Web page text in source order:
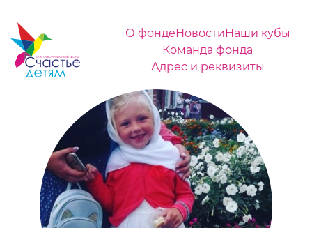
О фондеНовостиНаши кубы
Команда фонда
Адрес и реквизиты